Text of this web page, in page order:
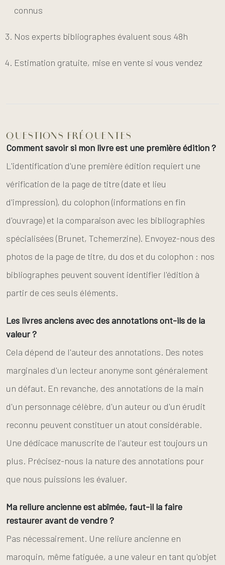
connus
Nos experts bibliographes évaluent sous 48h
Estimation gratuite, mise en vente si vous vendez
QUESTIONS FRÉQUENTES
Comment savoir si mon livre est une première édition ?
L'identification d'une première édition requiert une
vérification de la page de titre (date et lieu
d'impression), du colophon (informations en fin
d'ouvrage) et la comparaison avec les bibliographies
spécialisées (Brunet, Tchemerzine). Envoyez-nous des
photos de la page de titre, du dos et du colophon : nos
bibliographes peuvent souvent identifier l'édition à
partir de ces seuls éléments.
Les livres anciens avec des annotations ont-ils de la
valeur ?
Cela dépend de l'auteur des annotations. Des notes
marginales d'un lecteur anonyme sont généralement
un défaut. En revanche, des annotations de la main
d'un personnage célèbre, d'un auteur ou d'un érudit
reconnu peuvent constituer un atout considérable.
Une dédicace manuscrite de l'auteur est toujours un
plus. Précisez-nous la nature des annotations pour
que nous puissions les évaluer.
Ma reliure ancienne est abîmée, faut-il la faire
restaurer avant de vendre ?
Pas nécessairement. Une reliure ancienne en
maroquin, même fatiguée, a une valeur en tant qu'objet